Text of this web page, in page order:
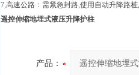
7,高速公路：需紧急封路,使用自动升降路桩,
遥控伸缩地埋式液压升降护柱
产品：